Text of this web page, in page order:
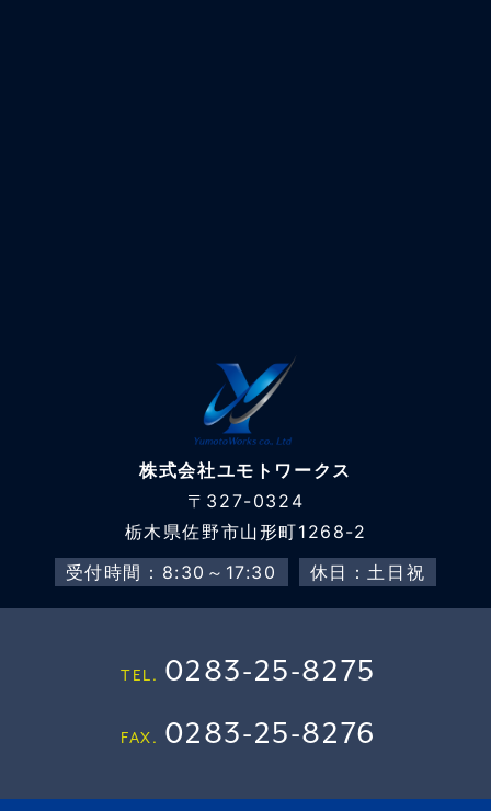
株式会社ユモトワークス
〒327-0324
栃木県佐野市山形町1268-2
受付時間：8:30～17:30
休日：土日祝
TEL. 0283-25-8275
FAX. 0283-25-8276